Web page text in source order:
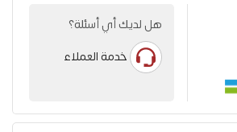
هل لديك أي أسئلة؟
خدمة العملاء